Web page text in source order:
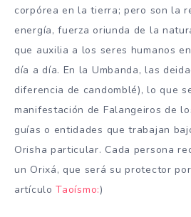
corpórea en la tierra; pero son la
energía, fuerza oriunda de la
que auxilia a los seres humanos
día a día. En la Umbanda, las
diferencia de candomblé), lo que
manifestación de Falangeiros de
guías o entidades que trabajan
Orisha particular. Cada persona
un Orixá, que será su protector
artículoTaoísmo:)